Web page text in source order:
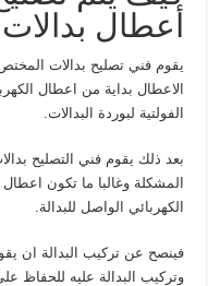
أعطال
يقوم فني تصليح بدالات
الاعطال بداية من اعطال
الفولتية لبوردة البدالات.
بعد ذلك يقوم فني التصليح
المشكلة وغالبا ما تكون اعطال
الكهربائي الواصل للبدالة.
فينصح عن تركيب البدالة ان
وتركيب البدالة عليه للحفاظ